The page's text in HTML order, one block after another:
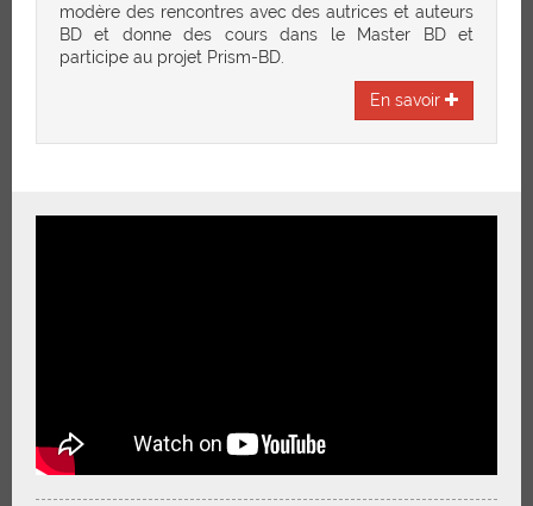
modère des rencontres avec des autrices et auteurs
BD et donne des cours dans le Master BD et
participe au projet Prism-BD.
En savoir